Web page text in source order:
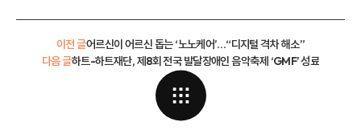
이전 글어르신이 어르신 돕는 ‘노노케어’…“디지털 격차 해소”
하트-하트재단, 제8회 전국 발달장애인 음악축제 ‘GMF’ 성료
다음 글